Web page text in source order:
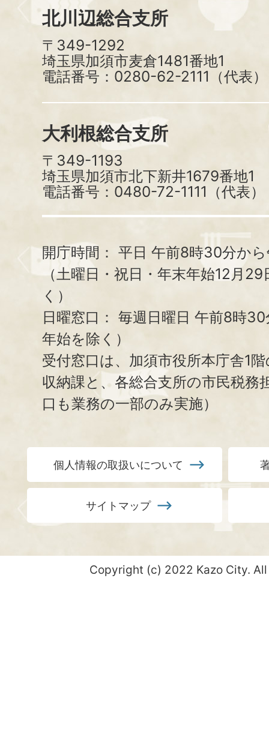
北川辺総合支所
〒349-1292
埼玉県加須市麦倉1481番地1
電話番号：0280-62-2111（代表）
大利根総合支所
〒349-1193
埼玉県加須市北下新井1679番地1
電話番号：0480-72-1111（代表）
開庁時間： 平日 午前8時30分か
（土曜日・祝日・年末年始12月
く）
日曜窓口： 毎週日曜日 午前8時
年始を除く）
受付窓口は、加須市役所本庁舎1
収納課と、 各総合支所の市民税務
口も業務の一部のみ実施）
個人情報の取扱いについて
サイトマップ
Copyright (c) 2022 Kazo City.